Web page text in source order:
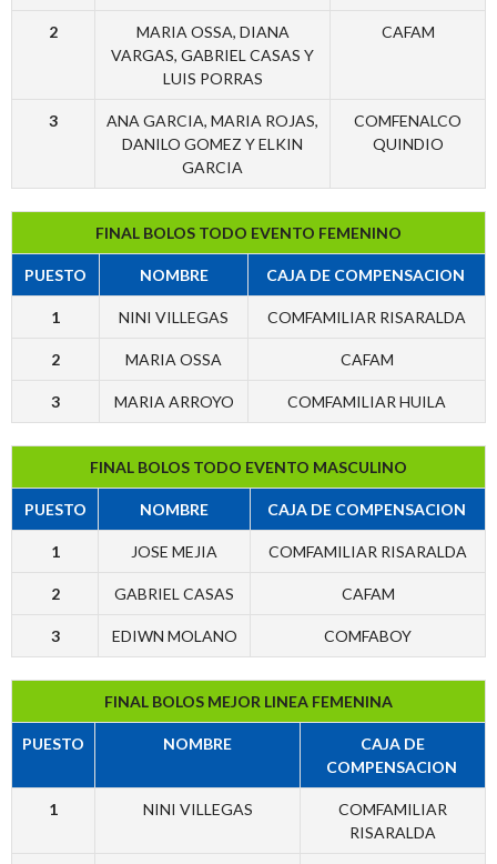
2
MARIA OSSA, DIANA
VARGAS, GABRIEL CASAS Y
LUIS PORRAS
CAFAM
3
ANA GARCIA, MARIA ROJAS,
DANILO GOMEZ Y ELKIN
GARCIA
COMFENALCO
QUINDIO
FINAL BOLOS TODO EVENTO FEMENINO
PUESTO NOMBRE CAJA DE COMPENSACION
1 NINI VILLEGAS COMFAMILIAR RISARALDA
2 MARIA OSSA CAFAM
3 MARIA ARROYO COMFAMILIAR HUILA
FINAL BOLOS TODO EVENTO MASCULINO
PUESTO NOMBRE CAJA DE COMPENSACION
1 JOSE MEJIA COMFAMILIAR RISARALDA
2 GABRIEL CASAS CAFAM
3 EDIWN MOLANO COMFABOY
FINAL BOLOS MEJOR LINEA FEMENINA
PUESTO NOMBRE
CAJA DE
COMPENSACION
1 NINI VILLEGAS
COMFAMILIAR
RISARALDA